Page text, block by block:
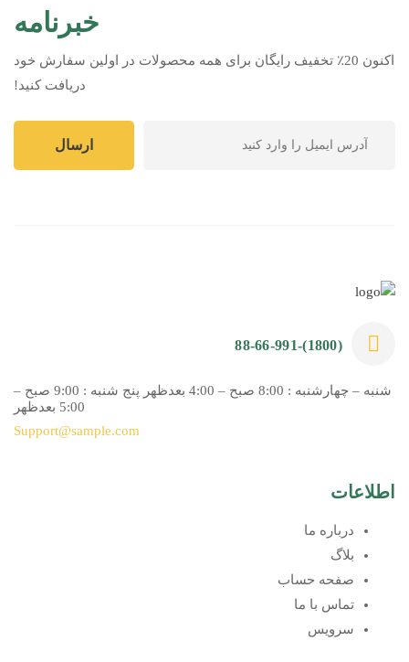
خبرنامه
اکنون 20٪ تخفیف رایگان برای همه محصولات در اولین سفارش خود
دریافت کنید!
(1800)-88-66-991
شنبه – چهارشنبه : 8:00 صبح – 4:00 بعدظهر پنج شنبه : 9:00 صبح –
5:00 بعدظهر
Support@sample.com
اطلاعات
درباره ما
بلاگ
صفحه حساب
تماس با ما
سرویس